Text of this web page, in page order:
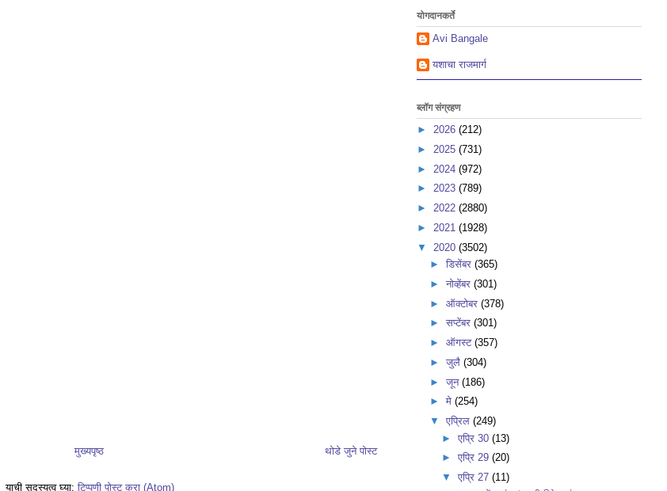
थोडे जुने पोस्ट
मुख्यपृष्ठ
याची सदस्यत्व घ्या: टिप्पणी पोस्ट करा (Atom)
योगदानकर्ते
Avi Bangale
यशाचा राजमार्ग
ब्लॉग संग्रहण
► 2026 (212)
► 2025 (731)
► 2024 (972)
► 2023 (789)
► 2022 (2880)
► 2021 (1928)
▼ 2020 (3502)
► डिसेंबर (365)
► नोव्हेंबर (301)
► ऑक्टोबर (378)
► सप्टेंबर (301)
► ऑगस्ट (357)
► जुलै (304)
► जून (186)
► मे (254)
▼ एप्रिल (249)
►एप्रि 30(13)
►एप्रि 29(20)
▼एप्रि 27(11)